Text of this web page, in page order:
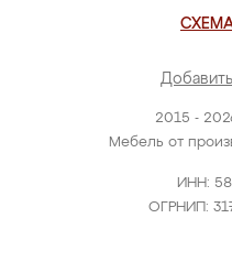
2015 -
Мебель от
ИНН:
ОГРНИП: